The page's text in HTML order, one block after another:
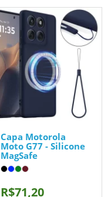
Capa Motorola
Moto G77 - Silicone
MagSafe
R$71,20